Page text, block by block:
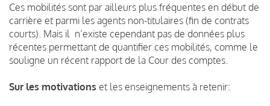
Ces mobilités sont par ailleurs plus fréquentes en début de
carrière et parmi les agents non-titulaires (fin de contrats
courts). Mais il n’existe cependant pas de données plus
récentes permettant de quantifier ces mobilités, comme le
souligne un récent rapport de la Cour des comptes.
Sur les motivations et les enseignements à retenir: